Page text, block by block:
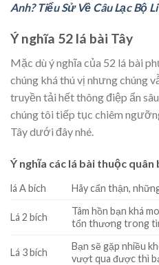
Anh? Tiểu Sử Về Câu Lạc Bộ
Ý nghĩa 52 lá bài Tây
Mặc dù ý nghĩa của 52 lá bài
chúng khá thú vị nhưng chúng
truyền tải hết thông điệp ẩn
chúng tôi tiếp tục chiêm
Tây dưới đây nhé.
Ý nghĩa các lá bài thuộc quân
lá A bích Hãy cẩn thận,
Lá 2 bích
Tâm hồn bạn khá
tổn thương trong
Lá 3 bích
Bạn sẽ gặp nhiều
vượt qua được thì